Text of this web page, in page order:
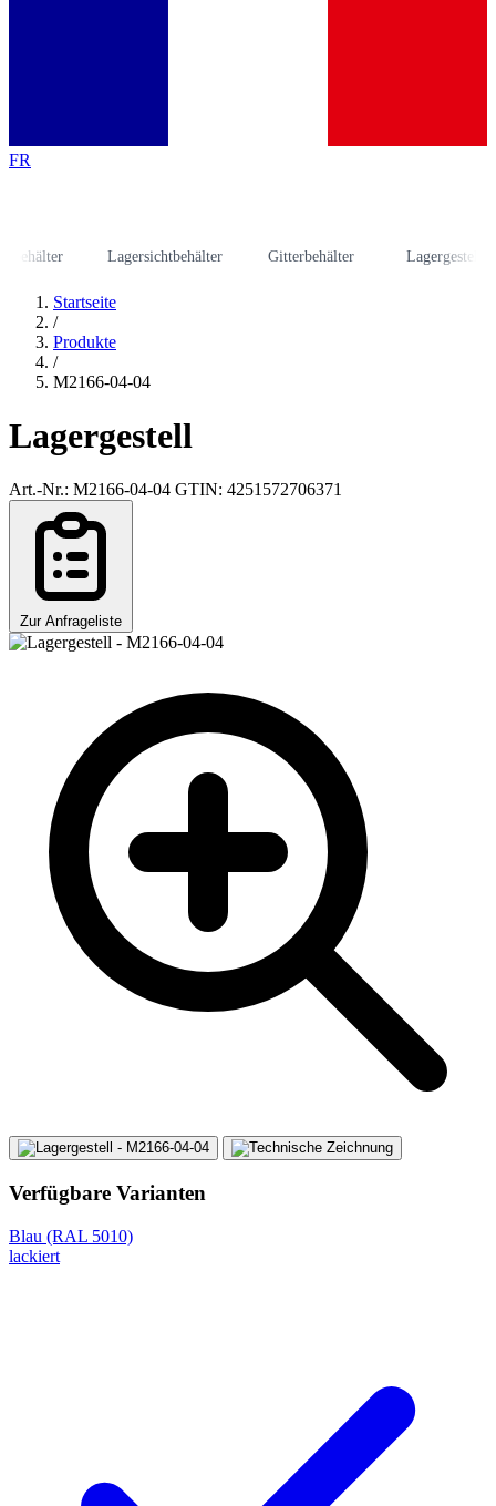
FR
Lagersichtbehälter Gitterbehälter Lagergestell
Startseite
/
Produkte
/
M2166-04-04
Lagergestell
Art.-Nr.: M2166-04-04 GTIN: 4251572706371
Zur Anfrageliste
Verfügbare Varianten
Blau (RAL 5010)
lackiert